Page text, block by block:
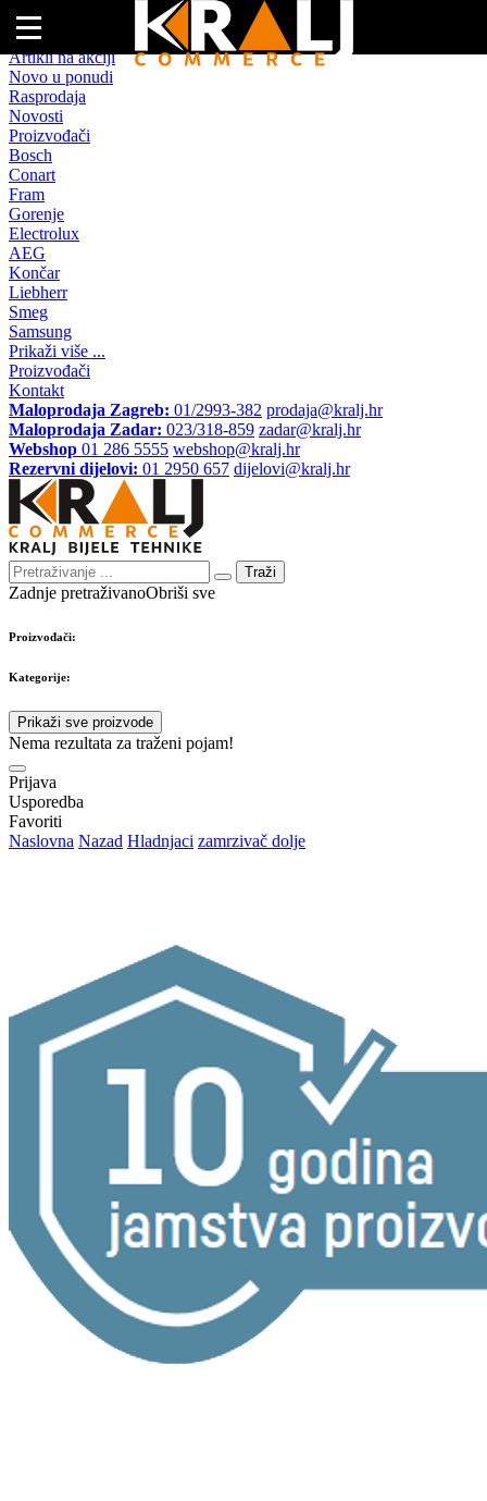
Naslovna
Artikli na akciji
Novo u ponudi
Rasprodaja
Novosti
Proizvođači
Bosch
Conart
Fram
Gorenje
Electrolux
AEG
Končar
Liebherr
Smeg
Samsung
Prikaži više ...
Proizvođači
Kontakt
Maloprodaja Zagreb: 01/2993-382 prodaja@kralj.hr
Maloprodaja Zadar: 023/318-859 zadar@kralj.hr
Webshop 01 286 5555 webshop@kralj.hr
Rezervni dijelovi: 01 2950 657 dijelovi@kralj.hr
Traži
Zadnje pretraživanoObriši sve
Proizvođači:
Kategorije:
Prikaži sve proizvode
Nema rezultata za traženi pojam!
Prijava
Usporedba
Favoriti
Naslovna Nazad Hladnjaci zamrzivač dolje